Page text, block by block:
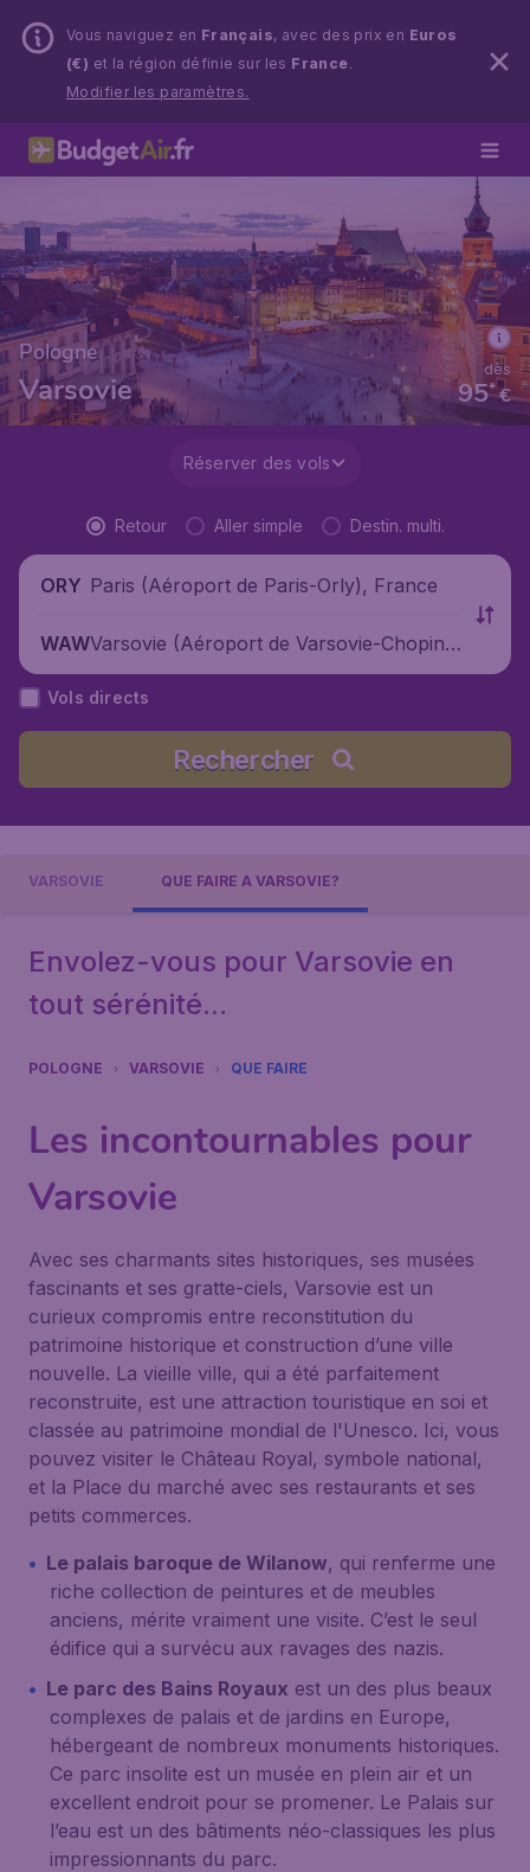
Vous naviguez en Français, avec des prix en Euros
(€) et la région définie sur les France.
Modifier les paramètres.
Pologne
Varsovie €
95*
dès
Réserver des vols
Retour Aller simple Destin. multi.
ORY Paris (Aéroport de Paris-Orly), France
WAWVarsovie (Aéroport de Varsovie-Chopin),
Pologne
Vols directs
Rechercher
VARSOVIE QUE FAIRE À VARSOVIE?
Envolez-vous pour Varsovie en
tout sérénité...
POLOGNE VARSOVIE QUE FAIRE
Les incontournables pour
Varsovie
Avec ses charmants sites historiques, ses musées
fascinants et ses gratte-ciels, Varsovie est un
curieux compromis entre reconstitution du
patrimoine historique et construction d’une ville
nouvelle. La vieille ville, qui a été parfaitement
reconstruite, est une attraction touristique en soi et
classée au patrimoine mondial de l'Unesco. Ici, vous
pouvez visiter le Château Royal, symbole national,
et la Place du marché avec ses restaurants et ses
petits commerces.
Le palais baroque de Wilanow, qui renferme une
riche collection de peintures et de meubles
anciens, mérite vraiment une visite. C’est le seul
édifice qui a survécu aux ravages des nazis.
Le parc des Bains Royaux est un des plus beaux
complexes de palais et de jardins en Europe,
hébergeant de nombreux monuments historiques.
Ce parc insolite est un musée en plein air et un
excellent endroit pour se promener. Le Palais sur
l’eau est un des bâtiments néo-classiques les plus
impressionnants du parc.